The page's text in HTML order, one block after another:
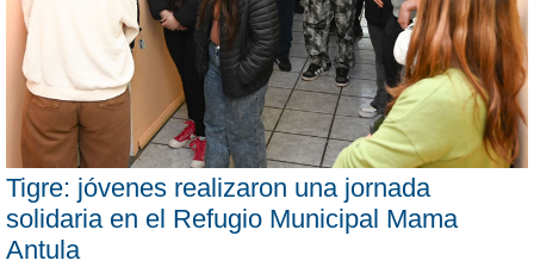
Tigre: jóvenes realizaron una jornada
solidaria en el Refugio Municipal Mama
Antula